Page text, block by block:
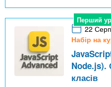
Перший
22
Набір на
Node.js).
класів